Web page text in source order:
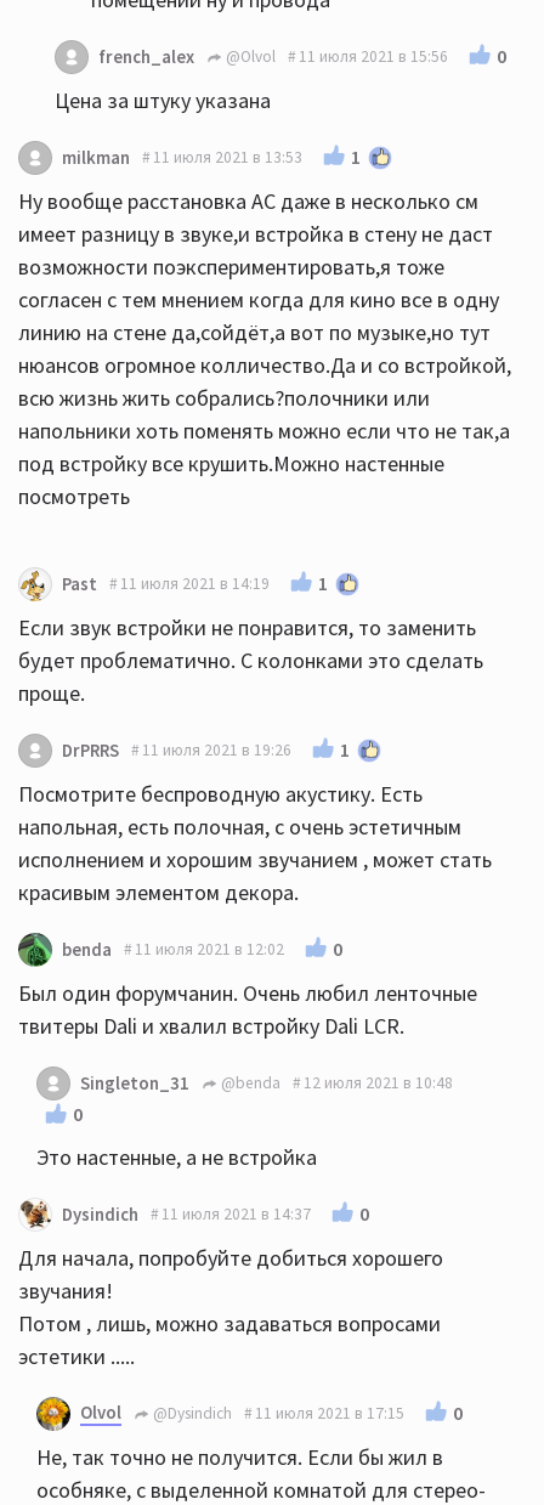
french_alex @Olvol 11 июля 2021 в 15:56 0
Цена за штуку указана
milkman 11 июля 2021 в 13:53 1
Ну вообще расстановка АС даже в несколько см
имеет разницу в звуке,и встройка в стену не даст
возможности поэкспериментировать,я тоже
согласен с тем мнением когда для кино все в одну
линию на стене да,сойдёт,а вот по музыке,но тут
нюансов огромное колличество.Да и со встройкой,
всю жизнь жить собрались?полочники или
напольники хоть поменять можно если что не так,а
под встройку все крушить.Можно настенные
посмотреть
Past 11 июля 2021 в 14:19 1
Если звук встройки не понравится, то заменить
будет проблематично. С колонками это сделать
проще.
DrPRRS 11 июля 2021 в 19:26 1
Посмотрите беспроводную акустику. Есть
напольная, есть полочная, с очень эстетичным
исполнением и хорошим звучанием , может стать
красивым элементом декора.
benda 11 июля 2021 в 12:02 0
Был один форумчанин. Очень любил ленточные
твитеры Dali и хвалил встройку Dali LCR.
Singleton_31 @benda 12 июля 2021 в 10:48
0
Это настенные, а не встройка
Dysindich 11 июля 2021 в 14:37 0
Для начала, попробуйте добиться хорошего
звучания!
Потом , лишь, можно задаваться вопросами
эстетики .....
Olvol @Dysindich 11 июля 2021 в 17:15 0
Не, так точно не получится. Если бы жил в
особняке, с выделенной комнатой для стерео-